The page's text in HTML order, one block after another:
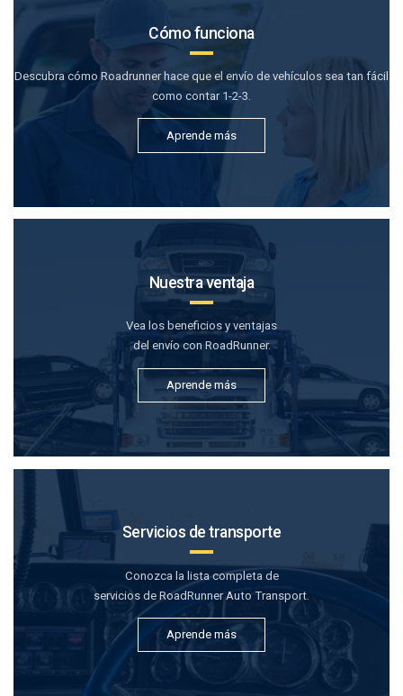
Cómo funciona
Descubra cómo Roadrunner hace que el envío de vehículos sea tan fácil
como contar 1-2-3.
Aprende más
Nuestra ventaja
Vea los beneficios y ventajas
del envío con RoadRunner.
Aprende más
Servicios de transporte
Conozca la lista completa de
servicios de RoadRunner Auto Transport.
Aprende más